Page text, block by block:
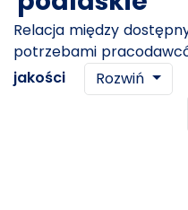
Relacja między
potrzebami
jakości
Rozwiń